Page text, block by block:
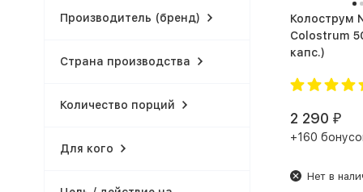
Колострум
Colostrum
капс.)
2 290 ₽
+160
Нет в
Производитель (бренд)
Страна производства
Количество порций
Для кого